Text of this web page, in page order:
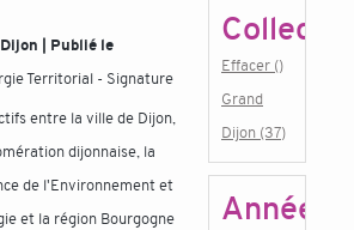
| Publié le
Territorial - Signature
entre la ville de Dijon,
dijonnaise, la
de l'Environnement et
et la région Bourgogne
Effacer ()
Grand
Dijon (37)
Année